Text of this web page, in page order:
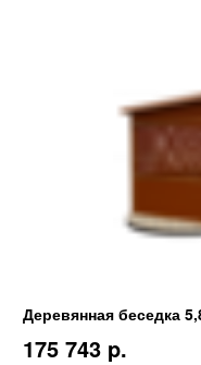
Деревянная беседка
175 743 p.